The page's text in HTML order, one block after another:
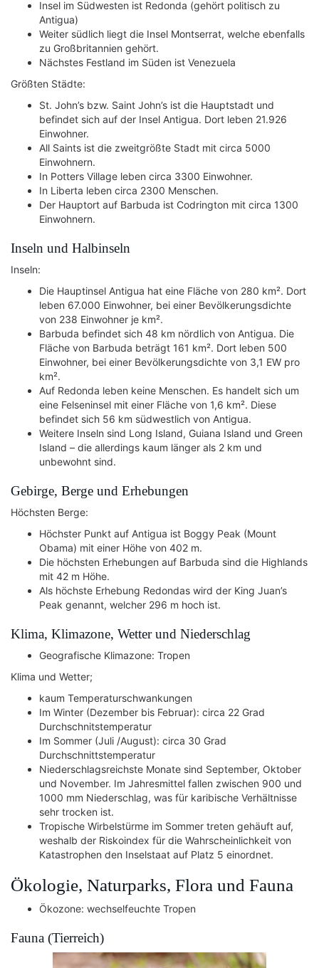
Insel im Südwesten ist Redonda (gehört politisch zu
Antigua)
Weiter südlich liegt die Insel Montserrat, welche ebenfalls
zu Großbritannien gehört.
Nächstes Festland im Süden ist Venezuela
Größten Städte:
St. John’s bzw. Saint John’s ist die Hauptstadt und
befindet sich auf der Insel Antigua. Dort leben 21.926
Einwohner.
All Saints ist die zweitgrößte Stadt mit circa 5000
Einwohnern.
In Potters Village leben circa 3300 Einwohner.
In Liberta leben circa 2300 Menschen.
Der Hauptort auf Barbuda ist Codrington mit circa 1300
Einwohnern.
Inseln und Halbinseln
Inseln:
Die Hauptinsel Antigua hat eine Fläche von 280 km². Dort
leben 67.000 Einwohner, bei einer Bevölkerungsdichte
von 238 Einwohner je km².
Barbuda befindet sich 48 km nördlich von Antigua. Die
Fläche von Barbuda beträgt 161 km². Dort leben 500
Einwohner, bei einer Bevölkerungsdichte von 3,1 EW pro
km².
Auf Redonda leben keine Menschen. Es handelt sich um
eine Felseninsel mit einer Fläche von 1,6 km². Diese
befindet sich 56 km südwestlich von Antigua.
Weitere Inseln sind Long Island, Guiana Island und Green
Island – die allerdings kaum länger als 2 km und
unbewohnt sind.
Gebirge, Berge und Erhebungen
Höchsten Berge:
Höchster Punkt auf Antigua ist Boggy Peak (Mount
Obama) mit einer Höhe von 402 m.
Die höchsten Erhebungen auf Barbuda sind die Highlands
mit 42 m Höhe.
Als höchste Erhebung Redondas wird der King Juan’s
Peak genannt, welcher 296 m hoch ist.
Klima, Klimazone, Wetter und Niederschlag
Geografische Klimazone: Tropen
Klima und Wetter;
kaum Temperaturschwankungen
Im Winter (Dezember bis Februar): circa 22 Grad
Durchschnitstemperatur
Im Sommer (Juli /August): circa 30 Grad
Durchschnittstemperatur
Niederschlagsreichste Monate sind September, Oktober
und November. Im Jahresmittel fallen zwischen 900 und
1000 mm Niederschlag, was für karibische Verhältnisse
sehr trocken ist.
Tropische Wirbelstürme im Sommer treten gehäuft auf,
weshalb der Riskoindex für die Wahrscheinlichkeit von
Katastrophen den Inselstaat auf Platz 5 einordnet.
Ökologie, Naturparks, Flora und Fauna
Ökozone: wechselfeuchte Tropen
Fauna (Tierreich)